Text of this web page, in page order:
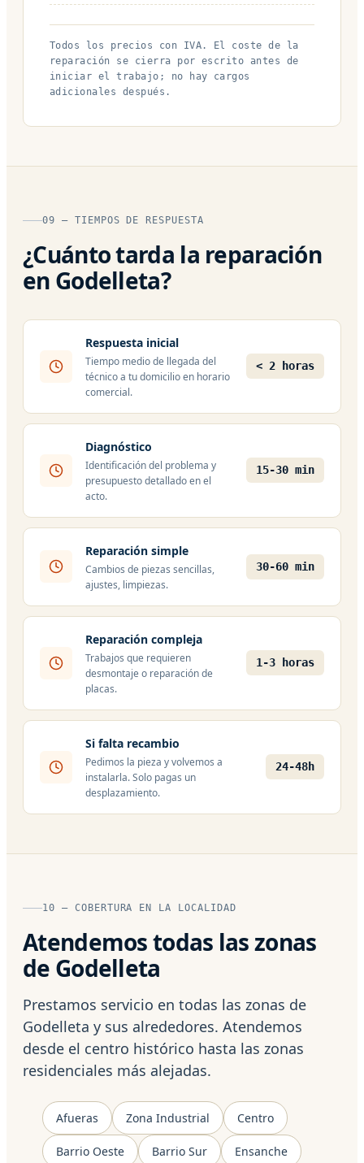
Todos los precios con IVA. El coste de la
reparación se cierra por escrito antes de
iniciar el trabajo; no hay cargos
adicionales después.
09 — TIEMPOS DE RESPUESTA
¿Cuánto tarda la reparación
en Godelleta?
Respuesta inicial
Tiempo medio de llegada del
técnico a tu domicilio en horario
comercial.
< 2 horas
Diagnóstico
Identificación del problema y
presupuesto detallado en el
acto.
15-30 min
Reparación simple
Cambios de piezas sencillas,
ajustes, limpiezas.
30-60 min
Reparación compleja
Trabajos que requieren
desmontaje o reparación de
placas.
1-3 horas
Si falta recambio
Pedimos la pieza y volvemos a
instalarla. Solo pagas un
desplazamiento.
24-48h
10 — COBERTURA EN LA LOCALIDAD
Atendemos todas las zonas
de Godelleta
Prestamos servicio en todas las zonas de
Godelleta y sus alrededores. Atendemos
desde el centro histórico hasta las zonas
residenciales más alejadas.
Afueras Zona Industrial Centro
Barrio Oeste Barrio Sur Ensanche